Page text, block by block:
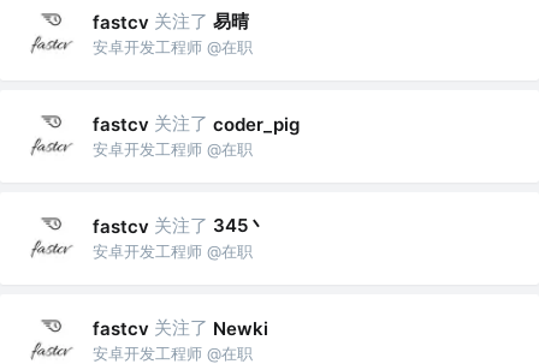
fastcv 关注了 易晴
安卓开发工程师 @在职
fastcv 关注了 coder_pig
安卓开发工程师 @在职
fastcv 关注了 345丶
安卓开发工程师 @在职
fastcv 关注了 Newki
安卓开发工程师 @在职